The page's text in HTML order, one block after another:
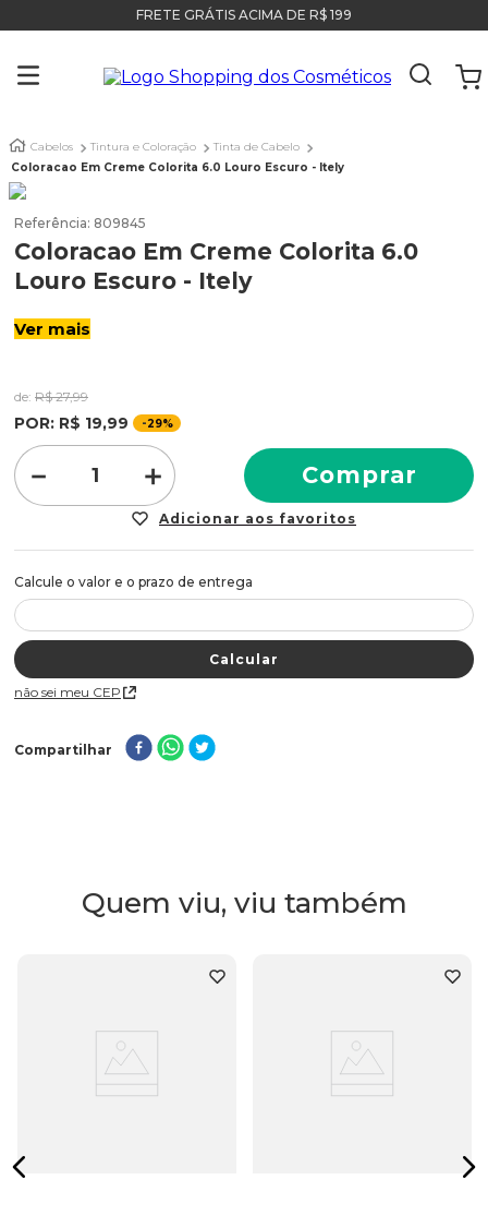
FRETE GRÁTIS ACIMA DE R$ 199
Cabelos Tintura e Coloração
Tinta de Cabelo
Coloracao Em Creme Colorita 6.0 Louro Escuro - Itely
Referência: 809845
Coloracao Em Creme Colorita 6.0
Louro Escuro - Itely
Ver mais
de: R$ 27,99
POR: R$ 19,99 -29%
＋
－ Comprar
Não sei meu CEP
Compartilhar
Quem viu, viu também